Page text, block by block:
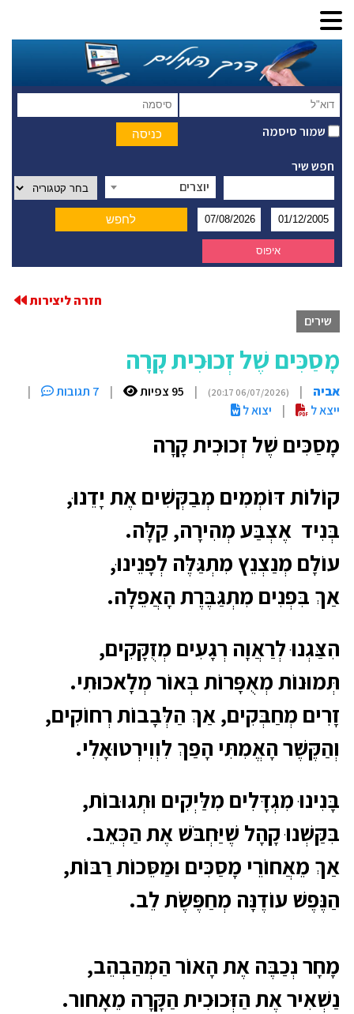
שמור סיסמה
חפש שיר
יוצרים
חזרה ליצירות
שירים
מָסַכִּים שֶׁל זְכוּכִית קָרָה
אביה |
(06/07/2026 20:17)
| 95 צפיות | 7 תגובות
|
ייצא ל
| יצוא ל
מָסַכִּים שֶׁל זְכוּכִית קָרָה
קוֹלוֹת דּוֹמְמִים מְבַקְּשִׁים אֶת יָדֵנוּ,
בְּנִיד אֶצְבַּע מְהִירָה, קַלָּה.
עוֹלָם מְנַצְנֵץ מִתְגַּלֶּה לְפָנֵינוּ,
אַךְ בִּפְנִים מִתְגַּבֶּרֶת הָאֲפֵלָה.
הִצַּגְנוּ לְרַאֲוָה רְגָעִים מְזֻקָּקִים,
תְּמוּנוֹת מְאֻפָּרוֹת בְּאוֹר מְלָאכוּתִי.
זָרִים מְחַבְּקִים, אַךְ הַלְּבָבוֹת רְחוֹקִים,
וְהַקֶּשֶׁר הָאֱמִתִּי הָפַךְ לִוְוִירְטוּאָלִי.
בָּנִינוּ מִגְדָּלִים מִלַּיְקִים וּתְגוּבוֹת,
בִּקַּשְׁנוּ קָהָל שֶׁיַּחְבֹּשׁ אֶת הַכְּאֵב.
אַךְ מֵאֲחוֹרֵי מָסַכִּים וּמַסֵּכוֹת רַבּוֹת,
הַנֶּפֶשׁ עוֹדֶנָּה מְחַפֶּשֶׂת לֵב.
מָחָר נְכַבֶּה אֶת הָאוֹר הַמְהַבְהֵב,
נַשְׁאִיר אֶת הַזְּכוּכִית הַקָּרָה מֵאָחור.